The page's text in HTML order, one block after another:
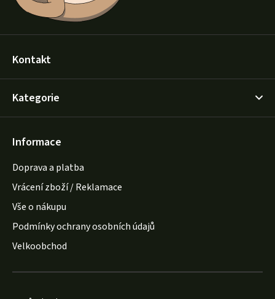
Kontakt
Kategorie
Informace
Doprava a platba
Vrácení zboží / Reklamace
Vše o nákupu
Podmínky ochrany osobních údajů
Velkoobchod